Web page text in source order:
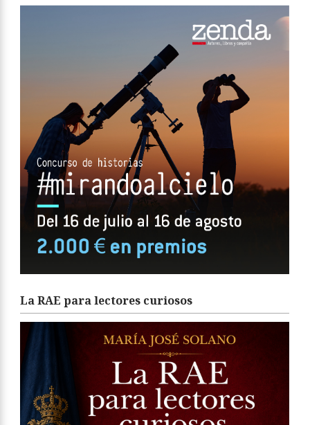
La RAE para lectores curiosos